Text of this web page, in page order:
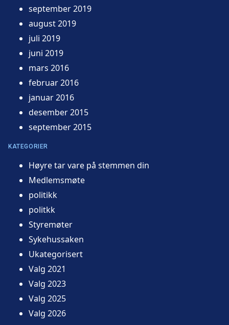
september 2019
august 2019
juli 2019
juni 2019
mars 2016
februar 2016
januar 2016
desember 2015
september 2015
KATEGORIER
Høyre tar vare på stemmen din
Medlemsmøte
politikk
politkk
Styremøter
Sykehussaken
Ukategorisert
Valg 2021
Valg 2023
Valg 2025
Valg 2026